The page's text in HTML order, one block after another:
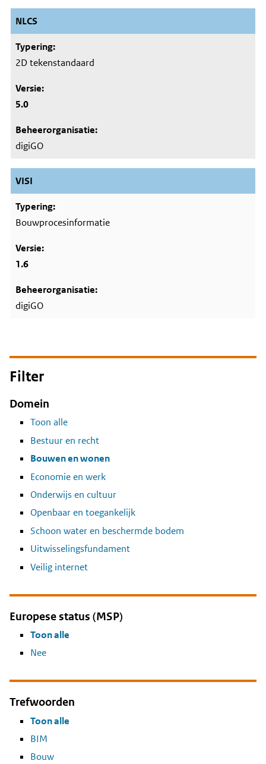
NLCS
2D tekenstandaard
5.0
digiGO
VISI
Bouwprocesinformatie
1.6
digiGO
Filter
Domein
Toon alle
Bestuur en recht
Bouwen en wonen
Economie en werk
Onderwijs en cultuur
Openbaar en toegankelijk
Schoon water en beschermde bodem
Uitwisselingsfundament
Veilig internet
Europese status (MSP)
Toon alle
Nee
Trefwoorden
Toon alle
BIM
Bouw